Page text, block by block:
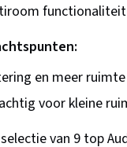
en meer
voor kleine
selectie van 9 top